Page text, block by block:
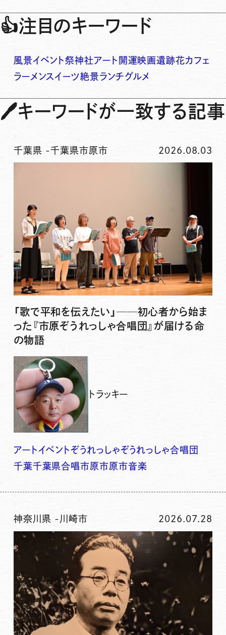
👍注目のキーワード
風景イベント祭神社アート 開運映画遺跡花カフェ
ラーメンスイーツ絶景ランチグルメ
🖊キーワードが一致する記事
千葉県 -千葉県市原市 2026.08.03
「歌で平和を伝えたい」──初心者から始ま
った『市原ぞうれっしゃ合唱団』が届ける命
の物語
トラッキー
アート イベントぞうれっしゃぞうれっしゃ合唱団
千葉千葉県合唱市原市原市音楽
神奈川県 - 川崎市 2026.07.28